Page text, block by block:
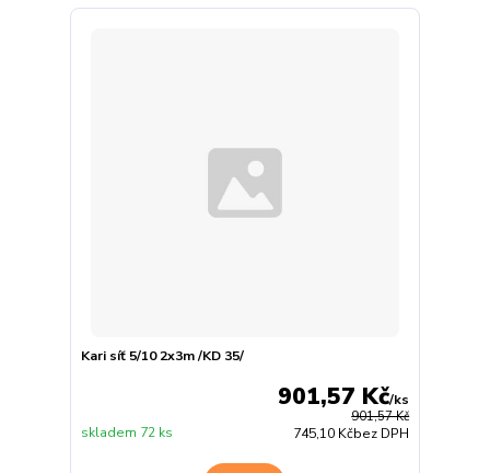
Kari síť 5/10 2x3m /KD 35/
901,57 Kč
901,57 Kč/ks
745,10 Kčbez DPH
skladem 72 ks